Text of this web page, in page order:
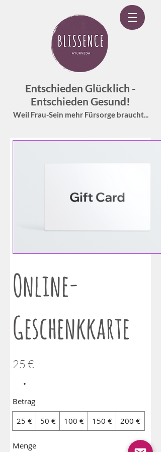
Entschieden Glücklich -
Entschieden Gesund!
Weil Frau-Sein mehr Fürsorge braucht...
Online-
Geschenkkarte
25 €
Betrag
25 €
50 € 100 € 150 € 200 €
Menge